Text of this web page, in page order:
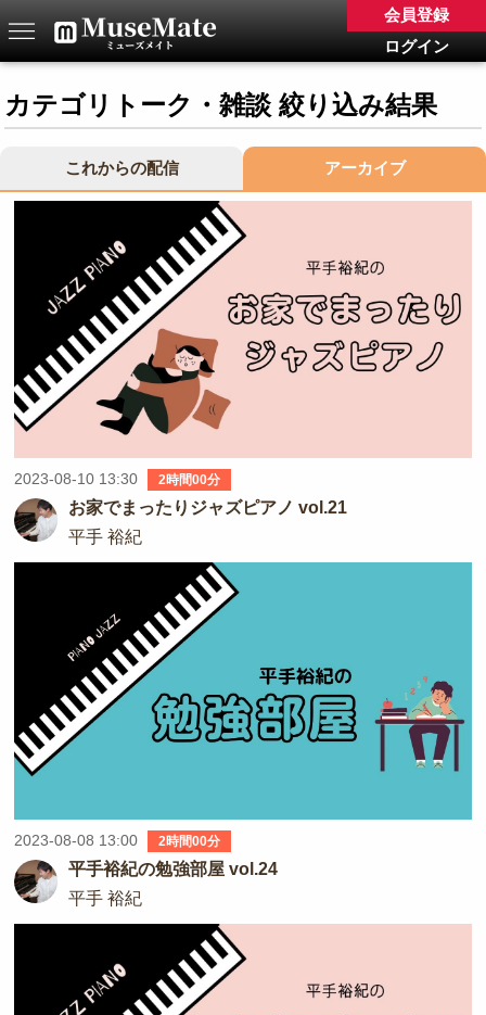
ログイン
会員登録
カテゴリトーク・雑談 絞り込み結果
これからの配信 アーカイブ
2023-08-10 13:30 2時間00分
お家でまったりジャズピアノ vol.21
平手 裕紀
2023-08-08 13:00 2時間00分
平手裕紀の勉強部屋 vol.24
平手 裕紀